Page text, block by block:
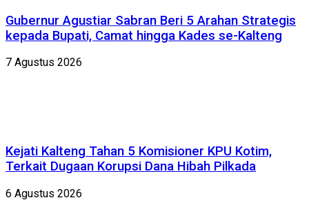
Gubernur Agustiar Sabran Beri 5 Arahan Strategis
kepada Bupati, Camat hingga Kades se-Kalteng
7 Agustus 2026
Kejati Kalteng Tahan 5 Komisioner KPU Kotim,
Terkait Dugaan Korupsi Dana Hibah Pilkada
6 Agustus 2026